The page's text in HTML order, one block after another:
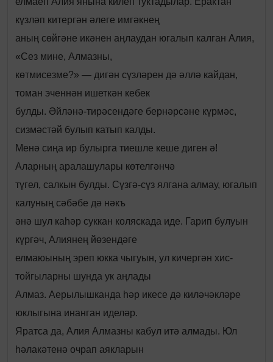
күзләп китергән әлеге имгәкнең
аның сөйгәне икәнен аңлаудан югалып калган Алия,
«Сез мине, Алмазны,
көтмисезме?» — дигән сүзләрен дә әллә кайдан,
томан эченнән ишеткән кебек
булды. Әйләнә-тирәсендәге бернәрсәне күрмәс,
сизмәстәй булып катып калды.
Менә сиңа ир булырга тиешле кеше диген ә!
Аларның аралашулары көтелгәнчә
түгел, салкын булды. Сүзгә-сүз ялгана алмау, югалып
калуның сәбәбе дә нәкъ
әнә шул каһәр суккан коляскада иде. Гарип булуын
күргәч, Алиянең йөзендәге
елмаюының эреп юкка чыгуын, ул кичергән хис-
тойгыларны шунда ук аңлады
Алмаз. Аерылышканда һәр икесе дә киләчәкләре
юклыгына инанган иделәр.
Яратса да, Алия Алмазны кабул итә алмады. Юл
һәлакәтенә очрап аякларын